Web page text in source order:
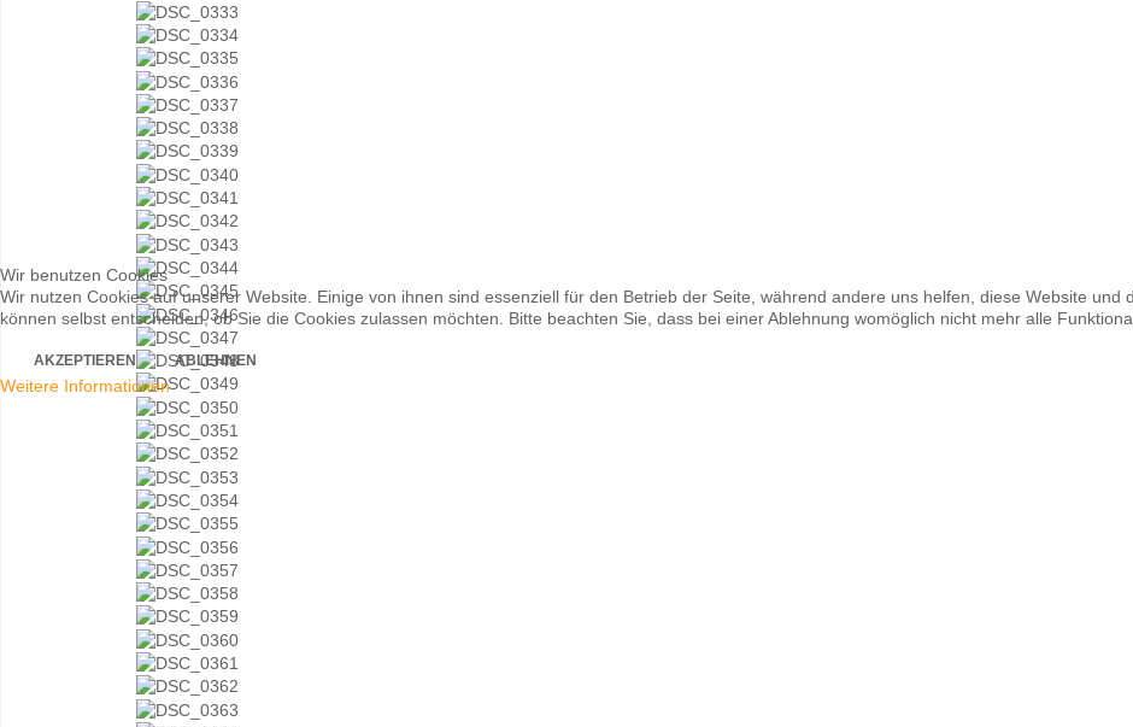
Wir benutzen Cookies
Wir nutzen Cookies auf unserer Website. Einige von ihnen sind essenziell für den Betrieb der Seite, während andere uns helfen, diese Website
können selbst entscheiden, ob Sie die Cookies zulassen möchten. Bitte beachten Sie, dass bei einer Ablehnung womöglich nicht mehr alle
AKZEPTIEREN ABLEHNEN
Weitere Informationen